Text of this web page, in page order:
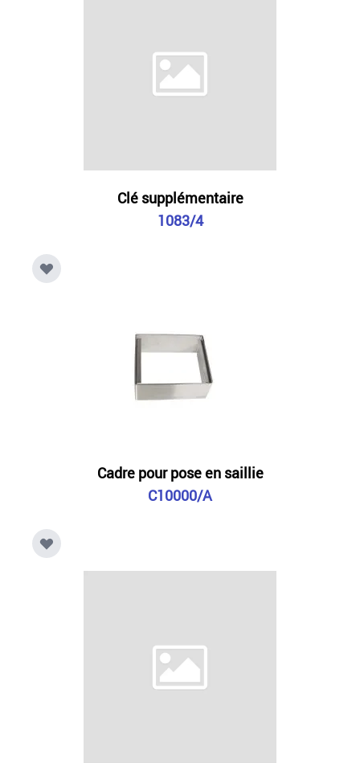
Clé supplémentaire
1083/4
Cadre pour pose en saillie
C10000/A